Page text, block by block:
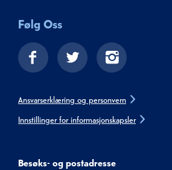
Følg Oss
Ansvarserklæring og personvern
Innstillinger for informasjonskapsler
Besøks- og postadresse